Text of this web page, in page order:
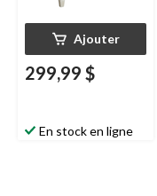
Ajouter
299,99 $
En stock en ligne